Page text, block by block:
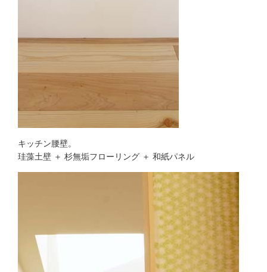
キッチン腰壁。
珪藻土壁 ＋ 杉無垢フローリング ＋ 和紙パネル